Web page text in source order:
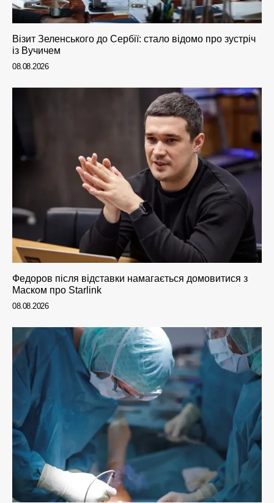
Візит Зеленського до Сербії: стало відомо про зустріч
із Вучичем
08.08.2026
Федоров після відставки намагається домовитися з
Маском про Starlink
08.08.2026